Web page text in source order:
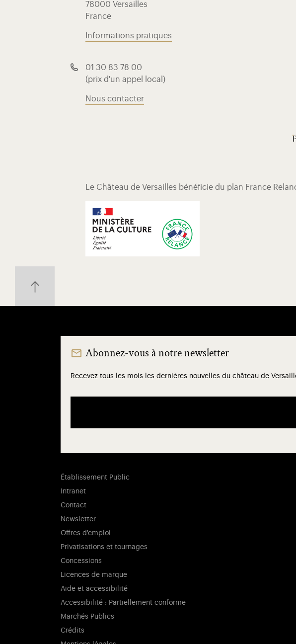
78000 Versailles
France
Informations pratiques
01 30 83 78 00
(prix d'un appel local)
Nous contacter
Le Château de Versailles bénéficie du plan France
Abonnez-vous à notre newsletter
Recevez tous les mois les dernières nouvelles du château de
Établissement Public
Intranet
Contact
Newsletter
Offres d'emploi
Privatisations et tournages
Concessions
Licences de marque
Aide et accessibilité
Accessibilité : Partiellement conforme
Marchés Publics
Crédits